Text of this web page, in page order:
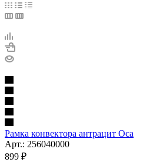
Рамка конвектора антрацит Оса
Арт.: 256040000
899 ₽